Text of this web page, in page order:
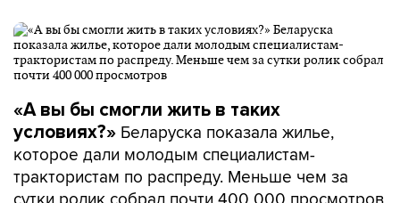
«А вы бы смогли жить в таких
условиях?» Беларуска показала жилье,
которое дали молодым специалистам-
трактористам по распреду. Меньше чем за